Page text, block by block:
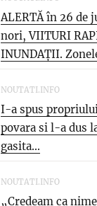
ALERTĂ în 26 de
nori, VIITURI
INUNDAȚII.
NOUTATI.INFO
I-a spus
povara si l-a dus
gasita...
NOUTATI.INFO
„Credeam ca